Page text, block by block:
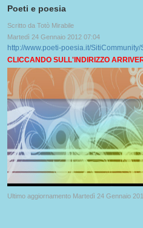
Poeti e poesia
Scritto da Totò Mirabile
Martedì 24 Gennaio 2012 07:04
http://www.poeti-poesia.it/
CLICCANDO SULL'INDIRIZZO
Ultimo aggiornamento Martedì 24 Gennaio